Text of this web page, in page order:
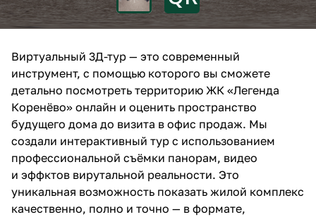
Виртуальный 3Д-тур — это современный
инструмент, с помощью которого вы сможете
детально посмотреть территорию ЖК «Легенда
Коренёво» онлайн и оценить пространство
будущего дома до визита в офис продаж. Мы
создали интерактивный тур с использованием
профессиональной съёмки панорам, видео
и эффктов вирутальной реальности. Это
уникальная возможность показать жилой комплекс
качественно, полно и точно — в формате,